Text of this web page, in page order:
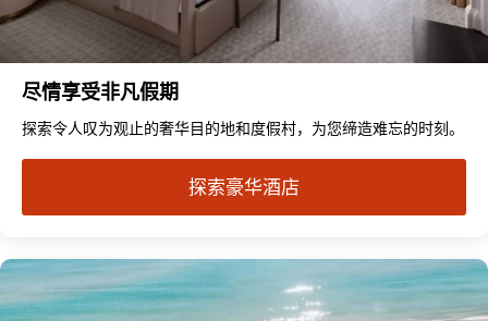
尽情享受非凡假期
探索令人叹为观止的奢华目的地和度假村，为您缔造难忘的时刻。
探索豪华酒店